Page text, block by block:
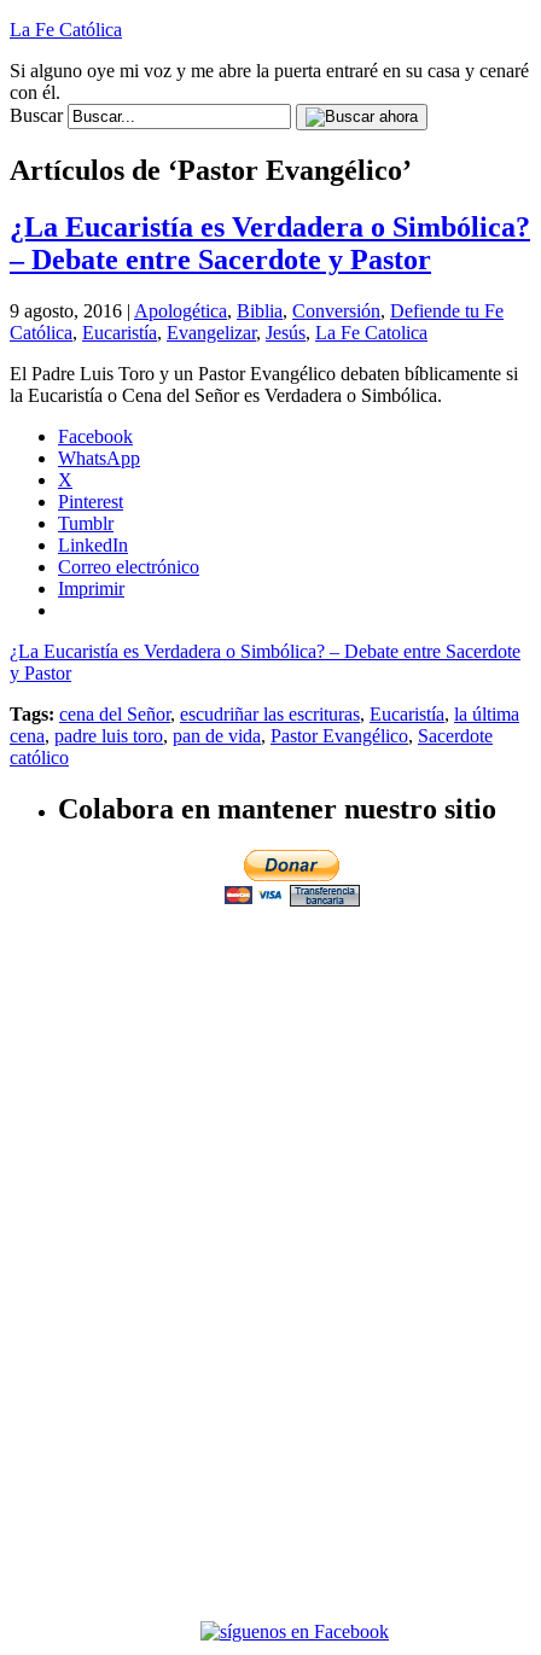
La Fe Católica
Si alguno oye mi voz y me abre la puerta entraré en su casa y cenaré
con él.
Buscar
Artículos de ‘Pastor Evangélico’
¿La Eucaristía es Verdadera o Simbólica?
– Debate entre Sacerdote y Pastor
9 agosto, 2016 | Apologética, Biblia, Conversión, Defiende tu Fe
Católica, Eucaristía, Evangelizar, Jesús, La Fe Catolica
El Padre Luis Toro y un Pastor Evangélico debaten bíblicamente si
la Eucaristía o Cena del Señor es Verdadera o Simbólica.
Facebook
WhatsApp
X
Pinterest
Tumblr
LinkedIn
Correo electrónico
Imprimir
¿La Eucaristía es Verdadera o Simbólica? – Debate entre Sacerdote
y Pastor
Tags: cena del Señor, escudriñar las escrituras, Eucaristía, la última
cena, padre luis toro, pan de vida, Pastor Evangélico, Sacerdote
católico
Colabora en mantener nuestro sitio